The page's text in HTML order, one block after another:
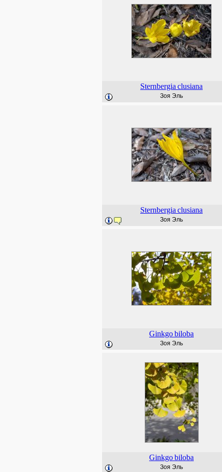
Sternbergia clusiana
Зоя Эль
Sternbergia clusiana
Зоя Эль
Ginkgobiloba
Зоя Эль
Ginkgobiloba
Зоя Эль